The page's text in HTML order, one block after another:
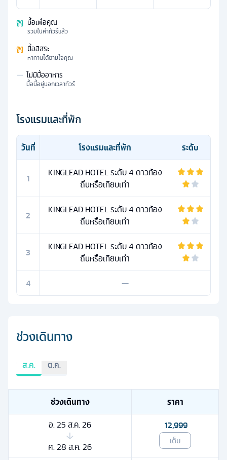
มื้อเพื่อคุณ
รวมในค่าทัวร์แล้ว
มื้ออิสระ
หาทานได้ตามใจคุณ
— ไม่มีมื้ออาหาร
มื้อนี้อยู่นอกเวลาทัวร์
โรงแรมและที่พัก
วันที่ โรงแรมและที่พัก ระดับ
1
KINGLEAD HOTEL ระดับ 4 ดาวท้อง
ถิ่นหรือเทียบเท่า
2
KINGLEAD HOTEL ระดับ 4 ดาวท้อง
ถิ่นหรือเทียบเท่า
3
KINGLEAD HOTEL ระดับ 4 ดาวท้อง
ถิ่นหรือเทียบเท่า
4
—
ช่วงเดินทาง
ส.ค. ต.ค.
ช่วงเดินทาง
ราคา
อ. 25 ส.ค. 26
ศ. 28 ส.ค. 26
12,999
เต็ม